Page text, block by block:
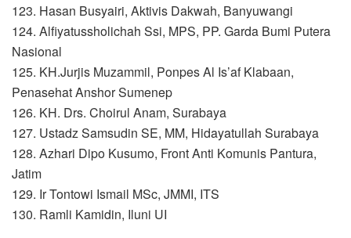
123. Hasan Busyairi, Aktivis Dakwah, Banyuwangi
124. Alfiyatussholichah Ssi, MPS, PP. Garda Bumi Putera
Nasional
125. KH.Jurjis Muzammil, Ponpes Al Is’af Klabaan,
Penasehat Anshor Sumenep
126. KH. Drs. Choirul Anam, Surabaya
127. Ustadz Samsudin SE, MM, Hidayatullah Surabaya
128. Azhari Dipo Kusumo, Front Anti Komunis Pantura,
Jatim
129. Ir Tontowi Ismail MSc, JMMI, ITS
130. Ramli Kamidin, Iluni UI